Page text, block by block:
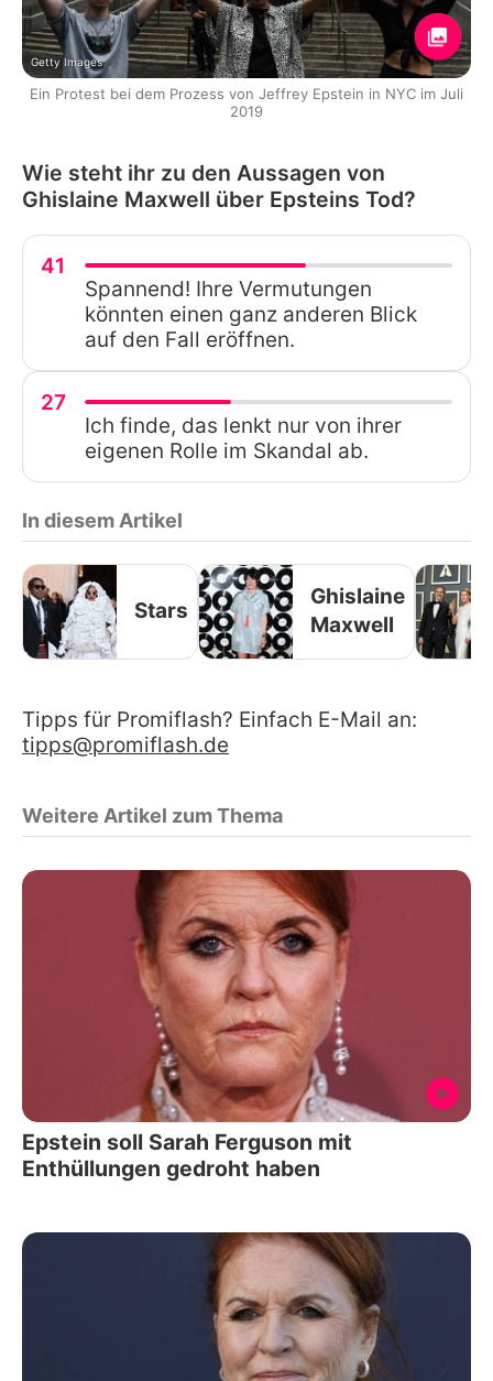
Getty Images
Ein Protest bei dem Prozess von Jeffrey Epstein in NYC im Juli
2019
Wie steht ihr zu den Aussagen von
Ghislaine Maxwell über Epsteins Tod?
41
Spannend! Ihre Vermutungen
könnten einen ganz anderen Blick
auf den Fall eröffnen.
27
Ich finde, das lenkt nur von ihrer
eigenen Rolle im Skandal ab.
In diesem Artikel
Stars
Ghislaine
Maxwell
Tipps für Promiflash? Einfach E-Mail an:
tipps@promiflash.de
Weitere Artikel zum Thema
Epstein soll Sarah Ferguson mit
Enthüllungen gedroht haben